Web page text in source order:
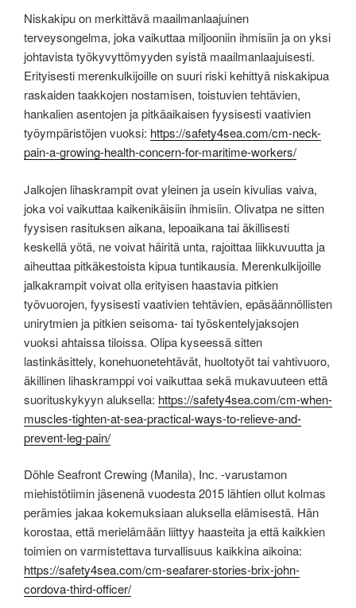
Niskakipu on merkittävä maailmanlaajuinen
terveysongelma, joka vaikuttaa miljooniin ihmisiin ja on yksi
johtavista työkyvyttömyyden syistä maailmanlaajuisesti.
Erityisesti merenkulkijoille on suuri riski kehittyä niskakipua
raskaiden taakkojen nostamisen, toistuvien tehtävien,
hankalien asentojen ja pitkäaikaisen fyysisesti vaativien
työympäristöjen vuoksi: https://safety4sea.com/cm-neck-
pain-a-growing-health-concern-for-maritime-workers/
Jalkojen lihaskrampit ovat yleinen ja usein kivulias vaiva,
joka voi vaikuttaa kaikenikäisiin ihmisiin. Olivatpa ne sitten
fyysisen rasituksen aikana, lepoaikana tai äkillisesti
keskellä yötä, ne voivat häiritä unta, rajoittaa liikkuvuutta ja
aiheuttaa pitkäkestoista kipua tuntikausia. Merenkulkijoille
jalkakrampit voivat olla erityisen haastavia pitkien
työvuorojen, fyysisesti vaativien tehtävien, epäsäännöllisten
unirytmien ja pitkien seisoma- tai työskentelyjaksojen
vuoksi ahtaissa tiloissa. Olipa kyseessä sitten
lastinkäsittely, konehuonetehtävät, huoltotyöt tai vahtivuoro,
äkillinen lihaskramppi voi vaikuttaa sekä mukavuuteen että
suorituskykyyn aluksella: https://safety4sea.com/cm-when-
muscles-tighten-at-sea-practical-ways-to-relieve-and-
prevent-leg-pain/
Döhle Seafront Crewing (Manila), Inc. -varustamon
miehistötiimin jäsenenä vuodesta 2015 lähtien ollut kolmas
perämies jakaa kokemuksiaan aluksella elämisestä. Hän
korostaa, että merielämään liittyy haasteita ja että kaikkien
toimien on varmistettava turvallisuus kaikkina aikoina:
https://safety4sea.com/cm-seafarer-stories-brix-john-
cordova-third-officer/